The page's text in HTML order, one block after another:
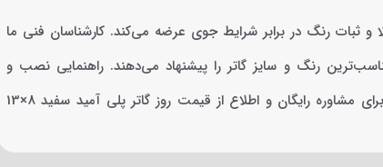
را با تضمین اصالت کالا و ثبات رنگ در برابر شرایط جوی عرضه می‌کند. کارشناسان فنی ما
رنگ و سایز گاتر را پیشنهاد می‌دهند. راهنمایی نصب و
پشتیبانی فنی این محصول در تمام مراحل خرید همراه شماست. برای مشاوره رایگان و اطلاع از قیمت روز گاتر پلی آمید سفید 8×13